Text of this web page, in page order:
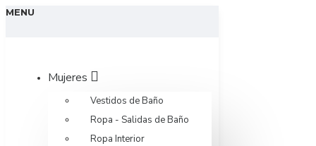
MENU
Mujeres
Vestidos de Baño
Ropa - Salidas de Baño
Ropa Interior